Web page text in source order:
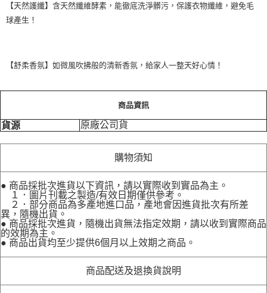
【天然護纖】含天然纖維酵素，能徹底洗淨髒污，保護衣物纖維，避免毛
球產生！
【舒柔香氛】如微風吹拂般的清新香氛，給家人一整天好心情！
商品資訊
貨源 原廠公司貨
購物須知
● 商品採批次進貨以下資訊，請以實際收到實品為主。
１．圖片刊載之製造/有效日期僅供參考。
２．部分商品為多產地進口品，產地會因進貨批次有所差
異，隨機出貨。
● 商品採批次進貨，隨機出貨無法指定效期，請以收到實際商品
的效期為主。
● 商品出貨均至少提供6個月以上效期之商品。
商品配送及退換貨說明